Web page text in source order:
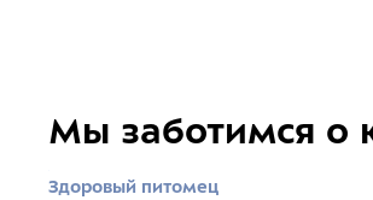
Мы заботимся о
Здоровый питомец